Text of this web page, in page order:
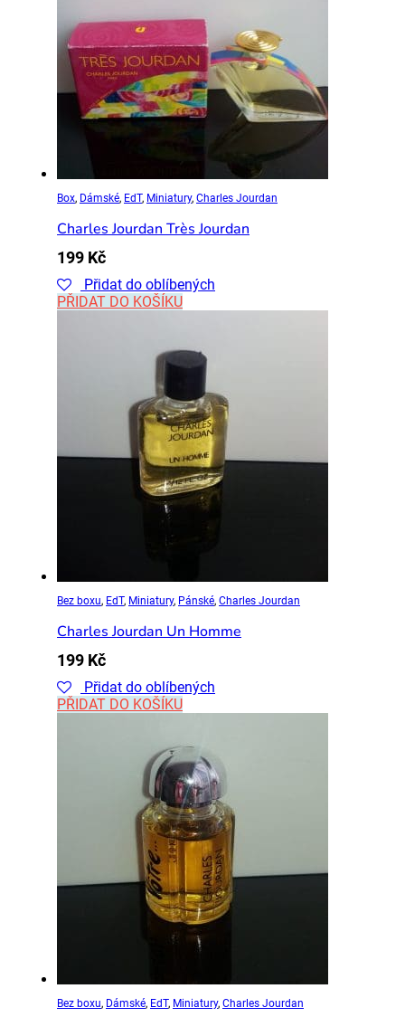
Box, Dámské, EdT, Miniatury, Charles Jourdan
Charles Jourdan Très Jourdan
199 Kč
Přidat do oblíbených
PŘIDAT DO KOŠÍKU
Bez boxu, EdT, Miniatury, Pánské, Charles Jourdan
Charles Jourdan Un Homme
199 Kč
Přidat do oblíbených
PŘIDAT DO KOŠÍKU
Bez boxu, Dámské, EdT, Miniatury, Charles Jourdan